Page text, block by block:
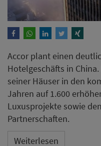
Accor plant einen
Hotelgeschäfts in
seiner Häuser in den
Jahren auf 1.600
Luxusprojekte sowie
Partnerschaften.
Weiterlesen